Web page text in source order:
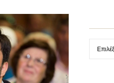
Ιστορικό